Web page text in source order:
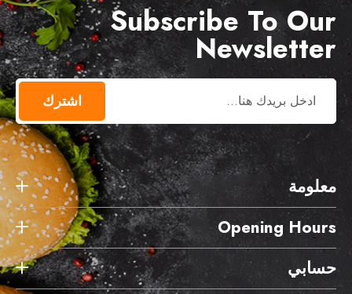
Subscribe To Our
Newsletter
اشترك
معلومة
Opening Hours
حسابي